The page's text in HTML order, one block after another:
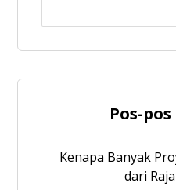
Pos-
Kenapa Banyak
dari